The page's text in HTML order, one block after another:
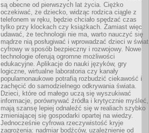
są obecne od pierwszych lat życia. Ciężko
oczekiwać, że dziecko, widząc rodzica ciągle z
telefonem w ręku, będzie chciało spędzać czas
tylko przy klockach czy książkach. Zamiast więc
udawać, że technologii nie ma, warto nauczyć się
mądrze nią posługiwać i wprowadzać dzieci w świat
cyfrowy w sposób bezpieczny i rozwojowy. Nowe
technologie oferują ogromne możliwości
edukacyjne. Aplikacje do nauki języków, gry
logiczne, wirtualne laboratoria czy kanały
popularnonaukowe potrafią rozbudzić ciekawość i
zachęcić do samodzielnego odkrywania świata.
Dzieci, które od małego uczą się wyszukiwać
informacje, porównywać źródła i krytycznie myśleć,
mają szansę lepiej odnaleźć się w realiach szybko
zmieniającej się gospodarki opartej na wiedzy.
Jednocześnie cyfrowa rzeczywistość kryje
zagrożenia: nadmiar bodźców, uzależnienie od